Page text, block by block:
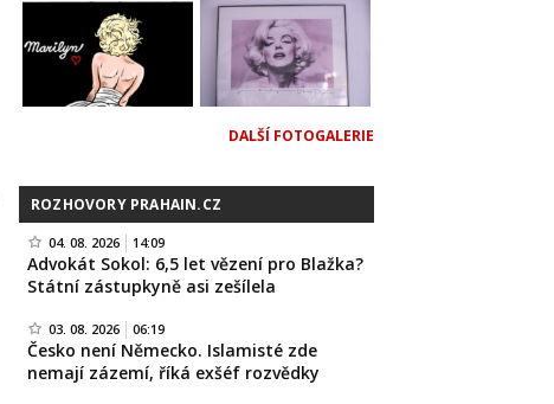
DALŠÍ FOTOGALERIE
ROZHOVORY PRAHAIN.CZ
04. 08. 2026 14:09
Advokát Sokol: 6,5 let vězení pro Blažka?
Státní zástupkyně asi zešílela
03. 08. 2026 06:19
Česko není Německo. Islamisté zde
nemají zázemí, říká exšéf rozvědky